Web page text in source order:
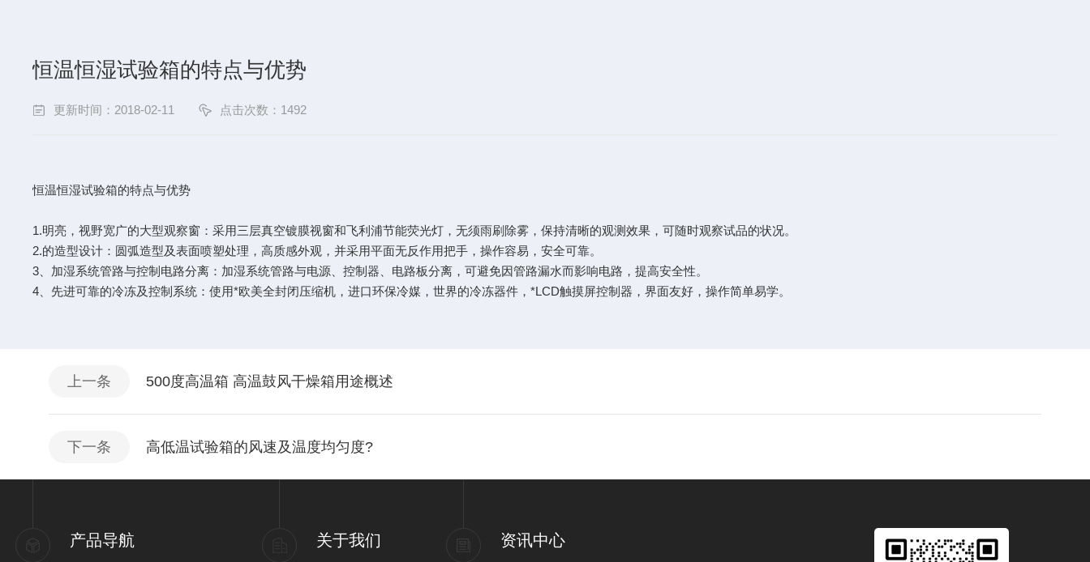
恒温恒湿试验箱的特点与优势
更新时间：2018-02-11 点击次数：1492
恒温恒湿试验箱的特点与优势
1.明亮，视野宽广的大型观察窗：采用三层真空镀膜视窗和飞利浦节能荧光灯，无须雨刷除雾，保持清晰的观测效果，可随时观察试品的状况。
2.的造型设计：圆弧造型及表面喷塑处理，高质感外观，并采用平面无反作用把手，操作容易，安全可靠。
3、加湿系统管路与控制电路分离：加湿系统管路与电源、控制器、电路板分离，可避免因管路漏水而影响电路，提高安全性。
4、先进可靠的冷冻及控制系统：使用*欧美全封闭压缩机，进口环保冷媒，世界的冷冻器件，*LCD触摸屏控制器，界面友好，操作简单易学。
上一条 500度高温箱 高温鼓风干燥箱用途概述
下一条 高低温试验箱的风速及温度均匀度?
产品导航 关于我们 资讯中心